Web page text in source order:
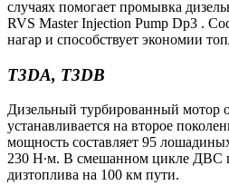
случаях помогает промывка
RVS Master Injection Pump Dp3 .
нагар и способствует экономии
T3DA, T3DB
Дизельный турбированный мотор
устанавливается на второе
мощность составляет 95
230 Н∙м. В смешанном цикле ДВС
дизтоплива на 100 км пути.